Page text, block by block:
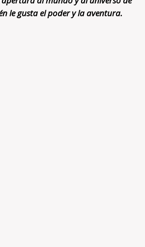
le gusta el poder y la aventura.